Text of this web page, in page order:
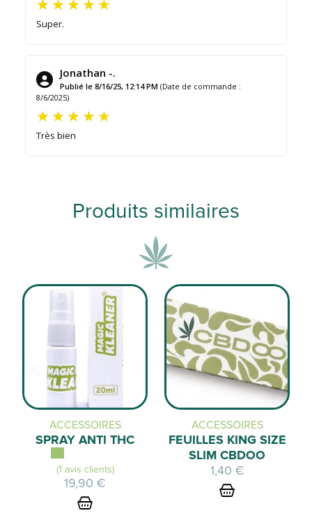
Super.
Jonathan -.
Publié le 8/16/25, 12:14 PM (Date de commande :
8/6/2025)
Très bien
Produits similaires
ACCESSOIRES
SPRAY ANTI THC
(1 avis clients)
19,90 €
ACCESSOIRES
FEUILLES KING SIZE
SLIM CBDOO
1,40 €